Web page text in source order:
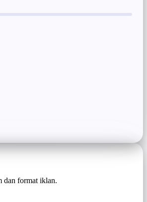
dan format iklan.